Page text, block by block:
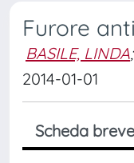
Furore
BASILE, LINDA;
2014-01-01
Scheda breve